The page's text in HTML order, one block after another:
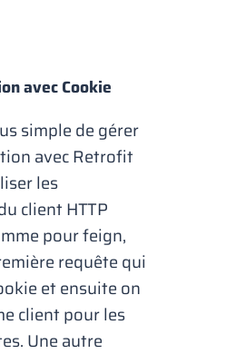
avec Cookie
simple de gérer
avec Retrofit
les
client HTTP
pour feign,
requête qui
et ensuite on
client pour les
Une autre